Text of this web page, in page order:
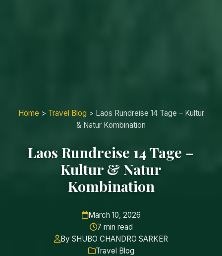
Home > Travel Blog > Laos Rundreise 14 Tage – Kultur
& Natur Kombination
Laos Rundreise 14 Tage –
Kultur & Natur
Kombination
March 10, 2026
7 min read
By SHUBO CHANDRO SARKER
Travel Blog